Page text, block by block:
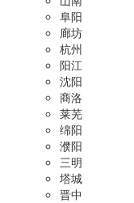
阜阳
廊坊
杭州
阳江
沈阳
商洛
莱芜
绵阳
濮阳
三明
塔城
晋中